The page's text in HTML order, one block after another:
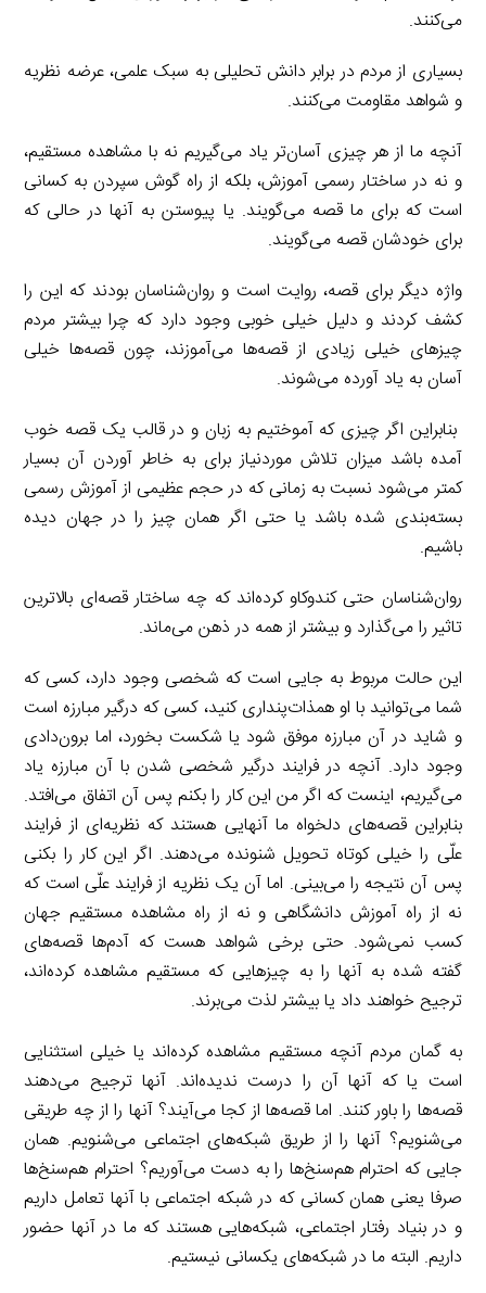
می‌کنند.
بسیاری از مردم در برابر دانش تحلیلی به سبک علمی، عرضه نظریه
و شواهد مقاومت می‌کنند.
آنچه ما از هر چیزی آسان‌تر یاد می‌گیریم نه با مشاهده مستقیم،
و نه در ساختار رسمی آموزش، بلکه از راه گوش سپردن به کسانی
است که برای ما قصه می‌گویند. یا پیوستن به آنها در حالی که
برای خودشان قصه می‌گویند.
واژه دیگر برای قصه، روایت است و روان‌شناسان بودند که این را
کشف کردند و دلیل خیلی خوبی وجود دارد که چرا بیشتر مردم
چیزهای خیلی زیادی از قصه‌ها می‌آموزند، چون قصه‌ها خیلی
آسان به یاد آورده می‌شوند.
بنابراین اگر چیزی که آموختیم به زبان و در قالب یک قصه خوب
آمده باشد میزان تلاش موردنیاز برای به خاطر آوردن آن بسیار
کمتر می‌شود نسبت به زمانی که در حجم عظیمی از آموزش رسمی
بسته‌بندی شده باشد یا حتی اگر همان چیز را در جهان دیده
باشیم.
روان‌شناسان حتی کندوکاو کرده‌‌اند که چه ساختار قصه‌ای بالاترین
تاثیر را می‌گذارد و بیشتر از همه در ذهن می‌ماند.
این حالت مربوط به جایی است که شخصی وجود دارد، کسی که
شما می‌توانید با او همذات‌پنداری کنید، کسی که درگیر مبارزه است
و شاید در آن مبارزه موفق شود یا شکست بخورد، اما برون‌دادی
وجود دارد. آنچه در فرایند درگیر شخصی شدن با آن مبارزه یاد
می‌گیریم، اینست که اگر من این کار را بکنم پس آن اتفاق می‌افتد.
بنابراین قصه‌های دلخواه ما آنهایی هستند که نظریه‌‌ای از فرایند
علّی را خیلی کوتاه تحویل شنونده می‌دهند. اگر این کار را بکنی
پس آن نتیجه را می‌بینی. اما آن یک نظریه از فرایند علّی است که
نه از راه آموزش دانشگاهی و نه از راه مشاهده مستقیم جهان
کسب‌ نمی‌شود. حتی برخی شواهد هست که آدم‌ها قصه‌های
گفته شده به آنها را به چیزهایی که مستقیم مشاهده کرده‌‌اند،
ترجیح خواهند داد یا بیشتر لذت می‌برند.
به گمان مردم آنچه مستقیم مشاهده کرده‌‌اند یا خیلی استثنایی
است یا که آنها آن را درست ندیده‌‌اند. آنها ترجیح می‌دهند
قصه‌ها را باور کنند. اما قصه‌ها از کجا می‌آیند؟ آنها را از چه طریقی
می‌شنویم؟ آنها را از طریق شبکه‌های اجتماعی می‌شنویم. همان
جایی که احترام هم‌سنخ‌ها را به دست می‌آوریم؟ احترام هم‌سنخ‌ها
صرفا یعنی همان کسانی که در شبکه اجتماعی با آنها تعامل داریم
و در بنیاد رفتار اجتماعی، شبکه‌هایی هستند که ما در آنها حضور
داریم. البته ما در شبکه‌های یکسانی نیستیم.